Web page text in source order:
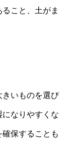
こと、土がま
いものを選び
なりやすくな
保することも